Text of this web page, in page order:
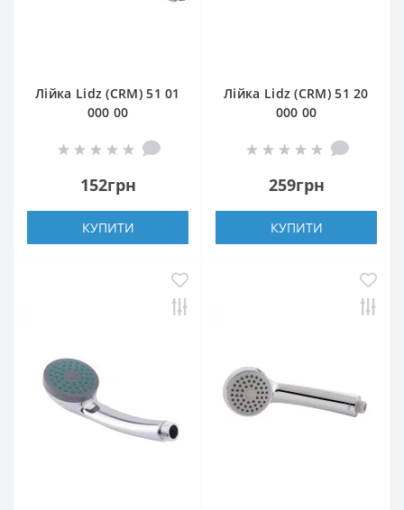
Лійка Lidz (CRM) 51 01
000 00
152грн
КУПИТИ
Лійка Lidz (CRM) 51 20
000 00
259грн
КУПИТИ